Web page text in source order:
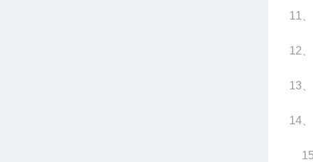
11
12
13
14